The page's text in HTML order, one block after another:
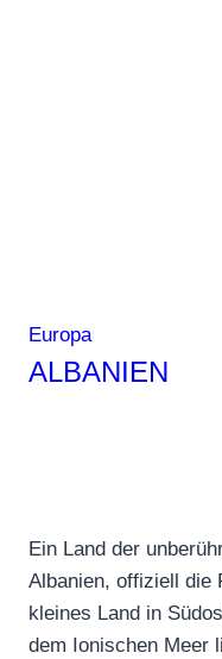
Europa
ALBANIEN
Ein Land der
Albanien, offiziell die
kleines Land in
dem Ionischen Meer